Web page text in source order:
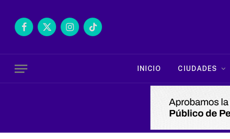
Facebook
X
InstagramTikTok
INICIO CIUDADES